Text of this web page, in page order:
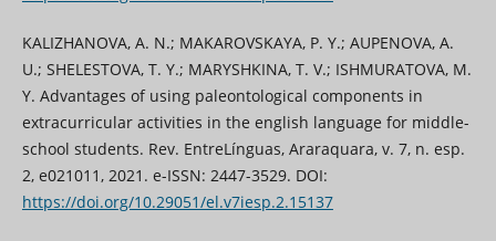
KALIZHANOVA, A. N.; MAKAROVSKAYA, P. Y.; AUPENOVA, A.
U.; SHELESTOVA, T. Y.; MARYSHKINA, T. V.; ISHMURATOVA, M.
Y. Advantages of using paleontological components in
extracurricular activities in the english language for middle-
school students. Rev. EntreLínguas, Araraquara, v. 7, n. esp.
2, e021011, 2021. e-ISSN: 2447-3529. DOI:
https://doi.org/10.29051/el.v7iesp.2.15137